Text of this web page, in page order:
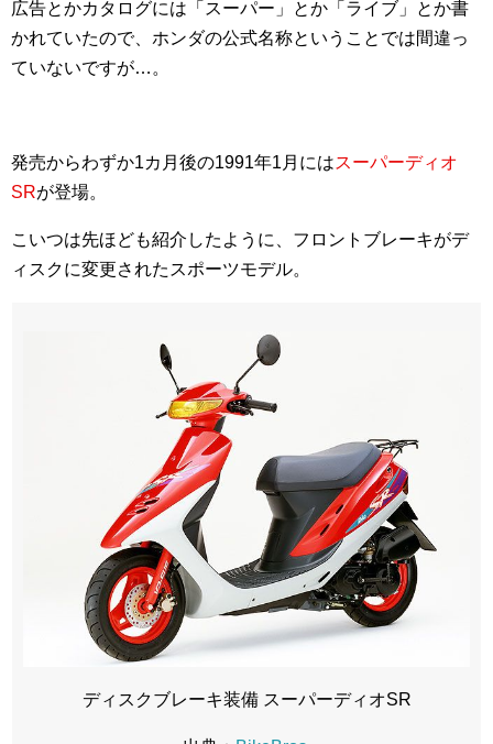
広告とかカタログには「スーパー」とか「ライブ」とか書
かれていたので、ホンダの公式名称ということでは間違っ
ていないですが…。
発売からわずか1カ月後の1991年1月にはスーパーディオ
SRが登場。
こいつは先ほども紹介したように、フロントブレーキがデ
ィスクに変更されたスポーツモデル。
ディスクブレーキ装備 スーパーディオSR